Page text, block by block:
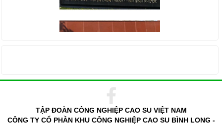
TẬP ĐOÀN CÔNG NGHIỆP CAO SU VIỆT NAM
CÔNG TY CỔ PHẦN KHU CÔNG NGHIỆP CAO SU BÌNH LONG -